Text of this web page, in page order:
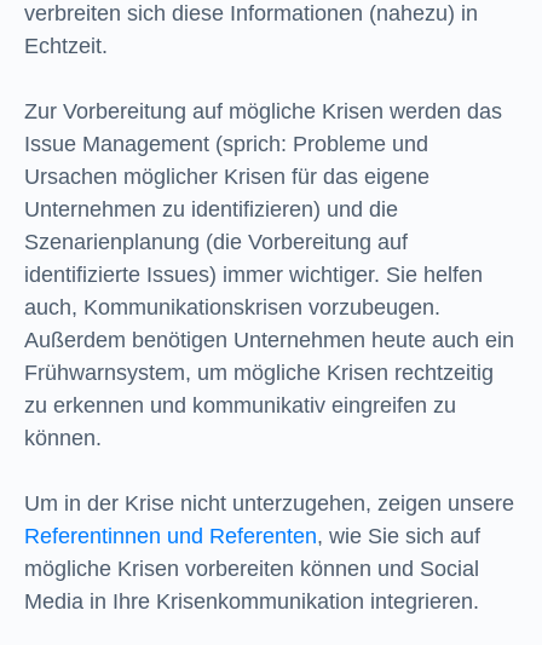
verbreiten sich diese Informationen (nahezu) in
Echtzeit.
Zur Vorbereitung auf mögliche Krisen werden das
Issue Management (sprich: Probleme und
Ursachen möglicher Krisen für das eigene
Unternehmen zu identifizieren) und die
Szenarienplanung (die Vorbereitung auf
identifizierte Issues) immer wichtiger. Sie helfen
auch, Kommunikationskrisen vorzubeugen.
Außerdem benötigen Unternehmen heute auch ein
Frühwarnsystem, um mögliche Krisen rechtzeitig
zu erkennen und kommunikativ eingreifen zu
können.
Um in der Krise nicht unterzugehen, zeigen unsere
Referentinnen und Referenten, wie Sie sich auf
mögliche Krisen vorbereiten können und Social
Media in Ihre Krisenkommunikation integrieren.